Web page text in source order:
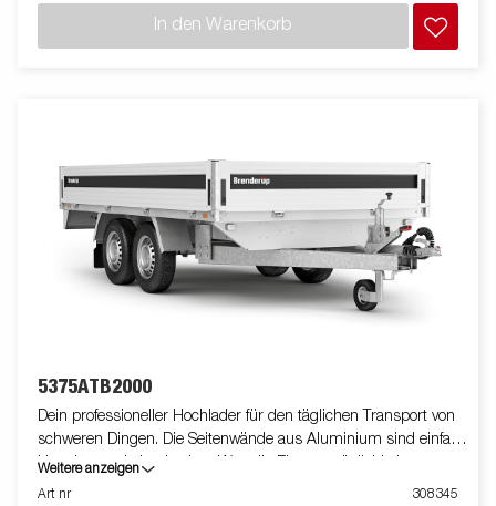
In den Warenkorb
5375ATB2000
Dein professioneller Hochlader für den täglichen Transport von
schweren Dingen. Die Seitenwände aus Aluminium sind einfach
klappbar und abnehmbar. Was die Einsatzmöglichkeiten
erhöht. Du kannst den Anhänger auch als Plattform verwenden.
Weitere anzeigen
Art nr
308345